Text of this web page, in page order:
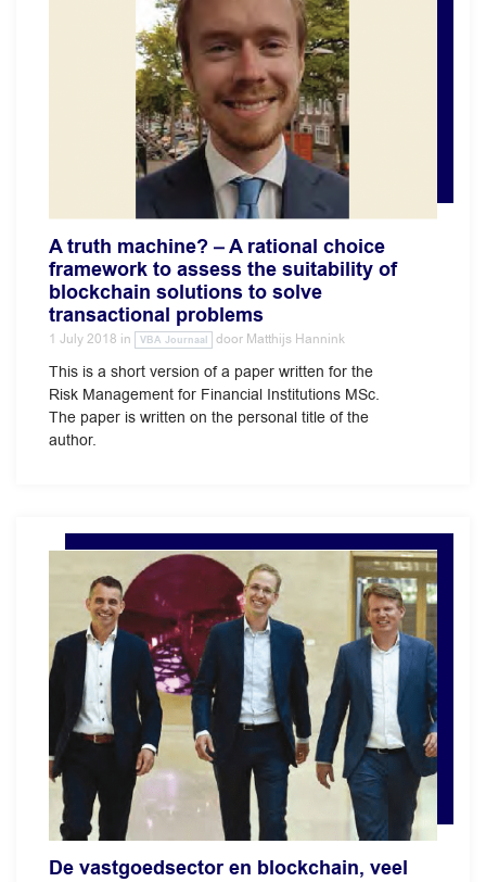
A truth machine? – A rational choice
framework to assess the suitability of
blockchain solutions to solve
transactional problems
1 July 2018 in VBA Journaal door Matthijs Hannink
This is a short version of a paper written for the
Risk Management for Financial Institutions MSc.
The paper is written on the personal title of the
author.
De vastgoedsector en blockchain, veel